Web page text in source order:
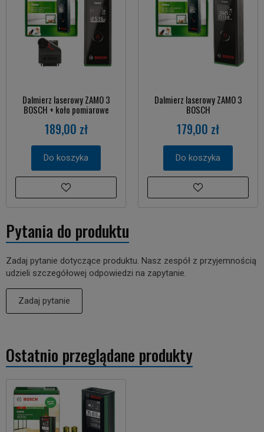
Dalmierz laserowy ZAMO 3
BOSCH + koło pomiarowe
189,00 zł
Do koszyka
Dalmierz laserowy ZAMO 3
BOSCH
179,00 zł
Do koszyka
Pytania do produktu
Zadaj pytanie dotyczące produktu. Nasz zespół z przyjemnością
udzieli szczegółowej odpowiedzi na zapytanie.
Zadaj pytanie
Ostatnio przeglądane produkty